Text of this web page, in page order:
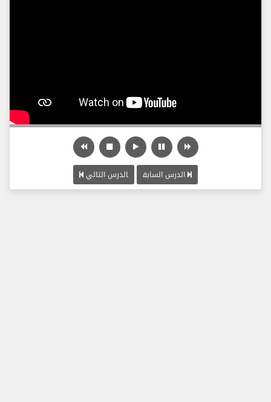
الدرس السابق الدرس التالي